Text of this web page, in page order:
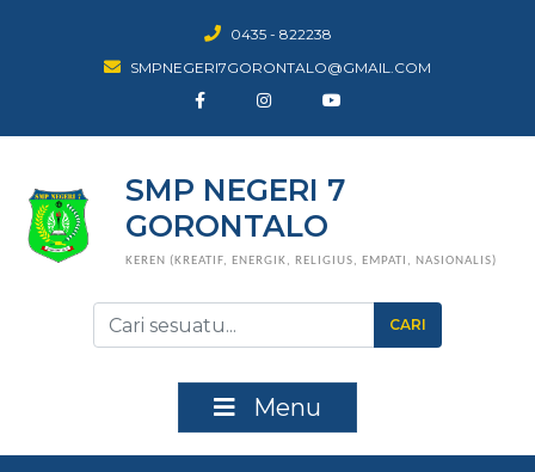
0435 - 822238
SMPNEGERI7GORONTALO@GMAIL.COM
SMP NEGERI 7
GORONTALO
KEREN (KREATIF, ENERGIK, RELIGIUS, EMPATI, NASIONALIS)
CARI
Menu